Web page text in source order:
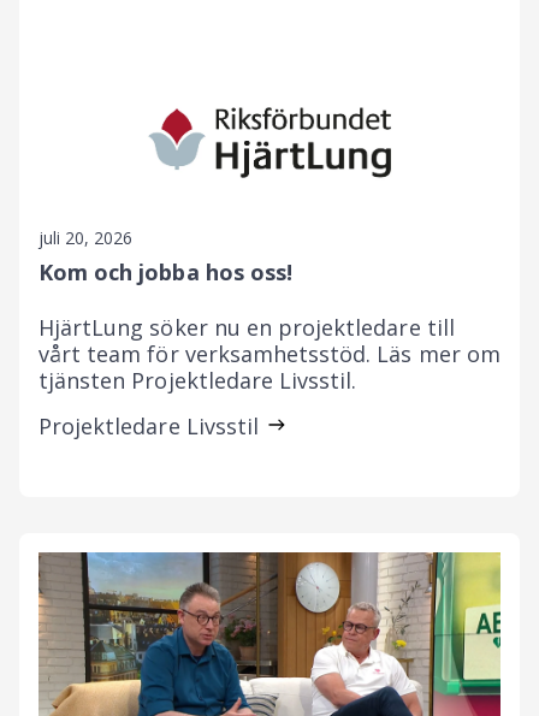
juli 20, 2026
Kom och jobba hos oss!
HjärtLung söker nu en projektledare till
vårt team för verksamhetsstöd. Läs mer om
tjänsten Projektledare Livsstil.
Projektledare Livsstil